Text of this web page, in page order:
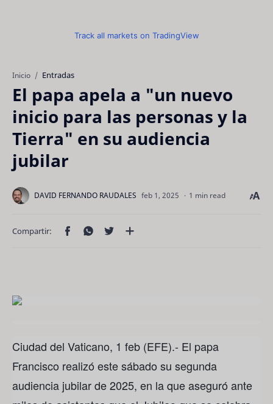
Track all markets on TradingView
Inicio Entradas
El papa apela a "un nuevo
inicio para las personas y la
Tierra" en su audiencia
jubilar
1 min read
Ciudad del Vaticano, 1 feb (EFE).- El papa
Francisco realizó este sábado su segunda
audiencia jubilar de 2025, en la que aseguró ante